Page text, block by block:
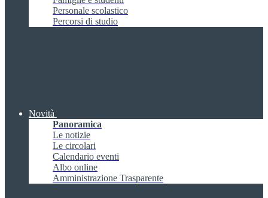
Personale scolastico
Percorsi di studio
Novità
Panoramica
Le notizie
Le circolari
Calendario eventi
Albo online
Amministrazione Trasparente